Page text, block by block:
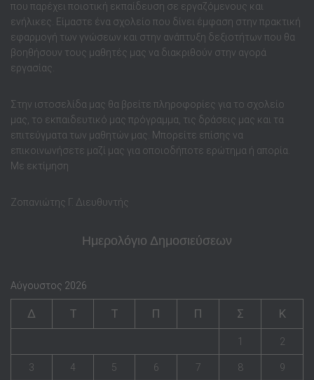
που παρέχει ποιοτική εκπαίδευση σε εργαζόμενους και
ενήλικες. Είμαστε ένα σχολείο που δίνει έμφαση στην πρακτική
εφαρμογή των γνώσεων και στην ανάπτυξη δεξιοτήτων που θα
βοηθήσουν τους μαθητές μας να διακριθούν στην αγορά
εργασίας.
Στην ιστοσελίδα μας θα βρείτε πληροφορίες για το σχολείο
μας, το εκπαιδευτικό μας πρόγραμμα, τις δράσεις μας και τα
επιτεύγματα των μαθητών μας. Μπορείτε επίσης να
επικοινωνήσετε μαζί μας για οποιοδήποτε ερώτημα ή απορία.
Με εκτίμηση
Ζοπανιώτης Γ. Διευθυντής
Ημερολόγιο Δημοσιεύσεων
Αύγουστος 2026
Δ Τ Τ Π Π Σ Κ
1 2
3 4 5 6 7 8 9